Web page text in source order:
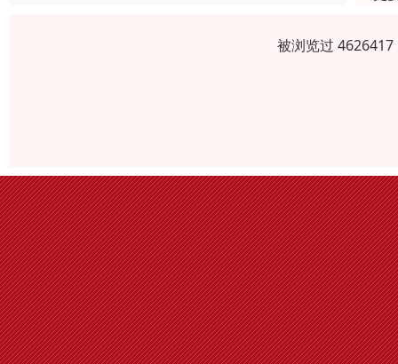
被浏览过